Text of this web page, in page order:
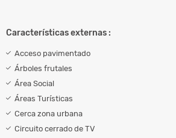
Características externas :
Acceso pavimentado
Árboles frutales
Área Social
Áreas Turísticas
Cerca zona urbana
Circuito cerrado de TV